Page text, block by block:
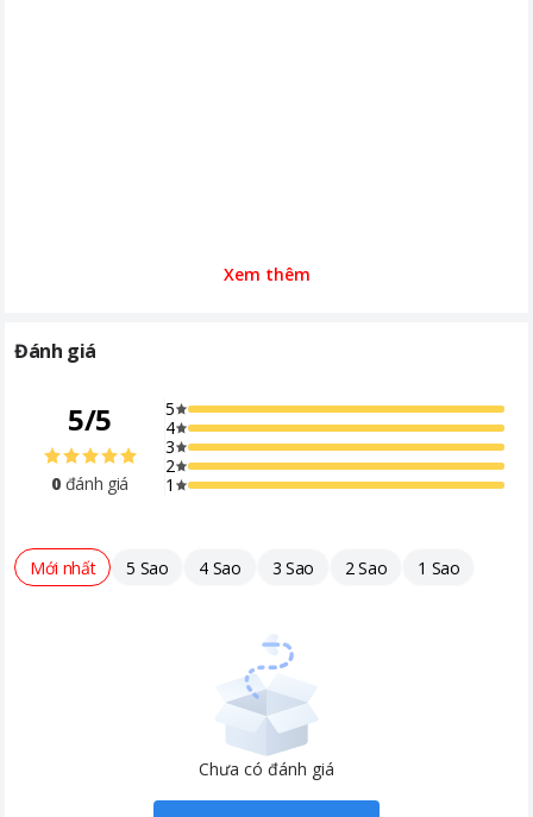
Xem thêm
Đánh giá
5/5
0 đánh giá
5
4
3
2
1
Mới nhất 5 Sao 4 Sao 3 Sao 2 Sao 1 Sao
Chưa có đánh giá